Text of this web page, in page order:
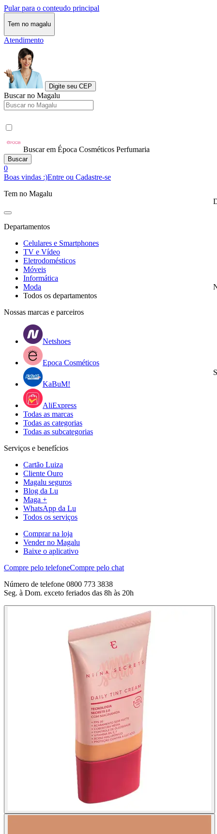
Pular para o conteudo principal
Tem no magalu
Atendimento
Digite seu CEP
Buscar no Magalu
Buscar em Época Cosméticos Perfumaria
Buscar
0
Boas vindas :)Entre ou Cadastre-se
Tem no Magalu
Departamentos
Celulares e Smartphones
TV e Vídeo
Eletrodomésticos
Móveis
Informática
Moda
Todos os departamentos
Nossas marcas e parceiros
Netshoes
Epoca Cosméticos
KaBuM!
AliExpress
Todas as marcas
Todas as categorias
Todas as subcategorias
Serviços e benefícios
Cartão Luiza
Cliente Ouro
Magalu seguros
Blog da Lu
Maga +
WhatsApp da Lu
Todos os serviços
Comprar na loja
Vender no Magalu
Baixe o aplicativo
Compre pelo telefoneCompre pelo chat
Número de telefone 0800 773 3838
Seg. à Dom. exceto feriados das 8h às 20h